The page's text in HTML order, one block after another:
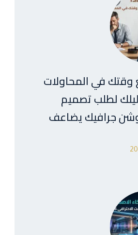
في المحاولات
لطلب تصميم
جرافيك يضاعف